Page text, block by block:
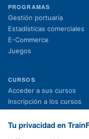
PROGRAMAS
Gestión portuaria
Estadísticas comerciales
E-Commerce
Juegos
CURSOS
Acceder a sus cursos
Inscripción a los cursos
Proyectos en curso
Proyectos finalizados
Tu privacidad en